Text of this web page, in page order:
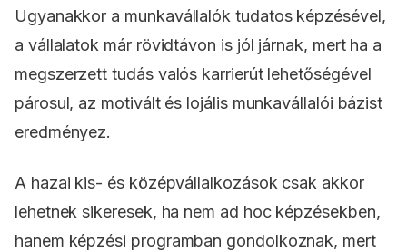
Ugyanakkor a munkavállalók tudatos képzésével,
a vállalatok már rövidtávon is jól járnak, mert ha a
megszerzett tudás valós karrierút lehetőségével
párosul, az motivált és lojális munkavállalói bázist
eredményez.
A hazai kis- és középvállalkozások csak akkor
lehetnek sikeresek, ha nem ad hoc képzésekben,
hanem képzési programban gondolkoznak, mert